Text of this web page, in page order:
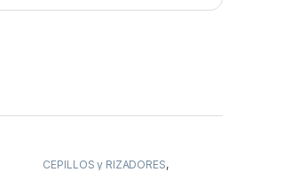
CEPILLOS y RIZADORES,